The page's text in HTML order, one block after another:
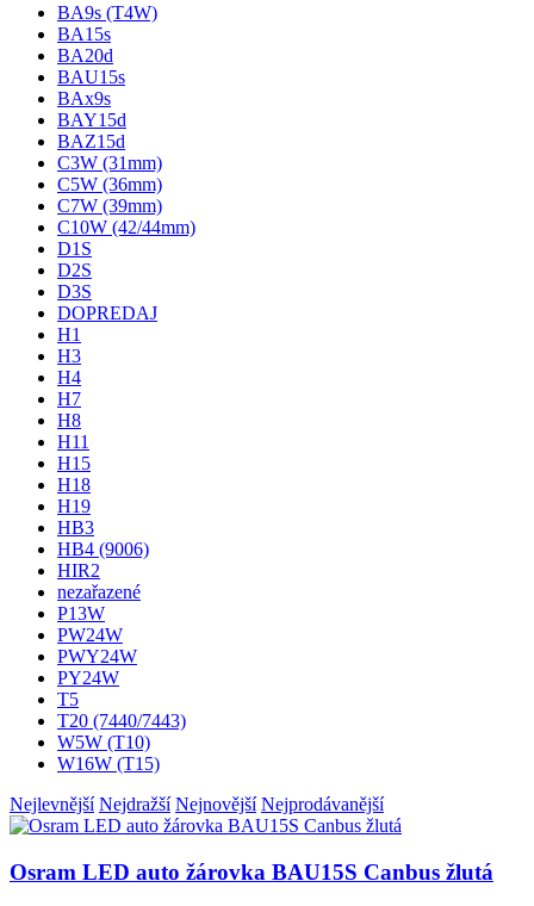
BA9s (T4W)
BA15s
BA20d
BAU15s
BAx9s
BAY15d
BAZ15d
C3W (31mm)
C5W (36mm)
C7W (39mm)
C10W (42/44mm)
D1S
D2S
D3S
DOPREDAJ
H1
H3
H4
H7
H8
H11
H15
H18
H19
HB3
HB4 (9006)
HIR2
nezařazené
P13W
PW24W
PWY24W
PY24W
T5
T20 (7440/7443)
W5W (T10)
W16W (T15)
Nejlevnější Nejdražší Nejnovější Nejprodávanější
Osram LED auto žárovka BAU15S Canbus žlutá